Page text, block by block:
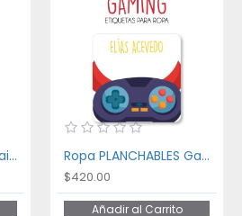
Ropa PLANCHABLES Rainbow Ropa PLANCHABLES Gaming
$420.00
Añadir al Carrito